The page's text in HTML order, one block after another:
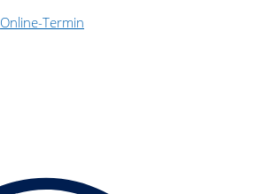
Online-Termin